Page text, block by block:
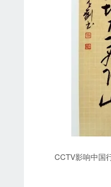
CCTV影响中国行